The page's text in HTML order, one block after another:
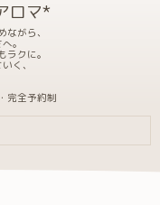
ロマ*
がら、
。
クに。
く、
完全予約制